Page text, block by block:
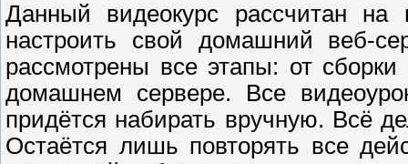
Данный видеокурс рассчитан на
настроить свой домашний веб-
рассмотрены все этапы: от
домашнем сервере. Все
придётся набирать вручную. Всё
Остаётся лишь повторять все